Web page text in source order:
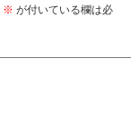
※ が付いている欄は必